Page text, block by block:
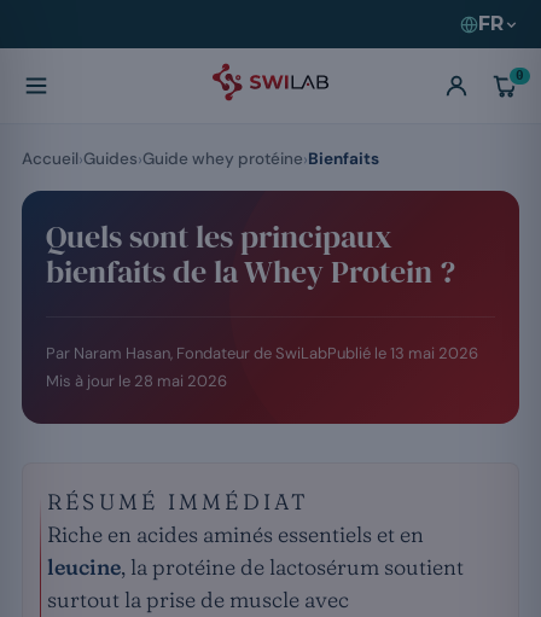
FR
0
Quels sont les principaux
bienfaits de la Whey Protein ?
Par Naram Hasan, Fondateur de SwiLabPublié le 13 mai 2026
Mis à jour le 28 mai 2026
RÉSUMÉ IMMÉDIAT
Riche en acides aminés essentiels et en
leucine, la protéine de lactosérum soutient
surtout la prise de muscle avec
Accueil Guides Guide whey protéine Bienfaits